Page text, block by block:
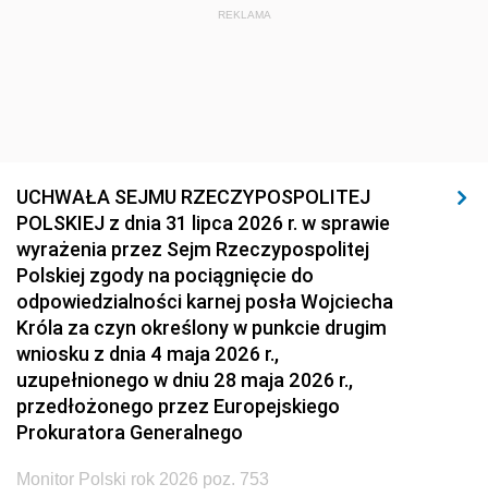
REKLAMA
UCHWAŁA SEJMU RZECZYPOSPOLITEJ
POLSKIEJ z dnia 31 lipca 2026 r. w sprawie
wyrażenia przez Sejm Rzeczypospolitej
Polskiej zgody na pociągnięcie do
odpowiedzialności karnej posła Wojciecha
Króla za czyn określony w punkcie drugim
wniosku z dnia 4 maja 2026 r.,
uzupełnionego w dniu 28 maja 2026 r.,
przedłożonego przez Europejskiego
Prokuratora Generalnego
Monitor Polski rok 2026 poz. 753